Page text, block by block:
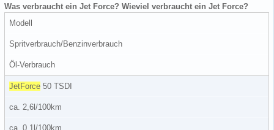
Was verbraucht ein Jet Force? Wieviel verbraucht ein Jet Force?
Modell
Spritverbrauch/Benzinverbrauch
Öl-Verbrauch
JetForce 50 TSDI
ca. 2,6l/100km
ca. 0,1l/100km